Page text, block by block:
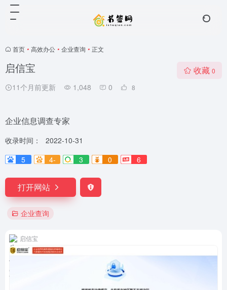
首页 • 高效办公 • 企业查询 • 正文
启信宝
11个月前更新 1,048 0 8
收藏 0
企业信息调查专家
收录时间：
2022-10-31
5
4- 3 0 6
打开网站
企业查询
启信宝